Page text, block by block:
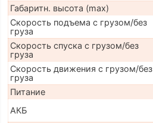
Габаритн. высота (max)
Скорость подъема с грузом/без
груза
Скорость спуска с грузом/без
груза
Скорость движения с грузом/без
груза
Питание
АКБ